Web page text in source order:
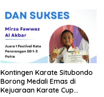
Kontingen Karate Situbondo
Borong Medali Emas di
Kejuaraan Karate Cup